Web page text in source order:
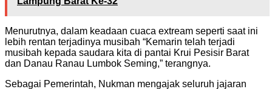
Menurutnya, dalam keadaan cuaca extream seperti saat ini
lebih rentan terjadinya musibah “Kemarin telah terjadi
musibah kepada saudara kita di pantai Krui Pesisir Barat
dan Danau Ranau Lumbok Seming,” terangnya.
Sebagai Pemerintah, Nukman mengajak seluruh jajaran